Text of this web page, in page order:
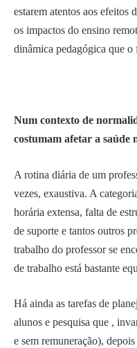
estarem atentos aos efeitos
os impactos do ensino
dinâmica pedagógica que
Num contexto de
costumam afetar a saúde
A rotina diária de um
vezes, exaustiva. A
horária extensa, falta de
de suporte e tantos outros
trabalho do professor se
de trabalho está bastante
Há ainda as tarefas de
alunos e pesquisa que ,
e sem remuneração),